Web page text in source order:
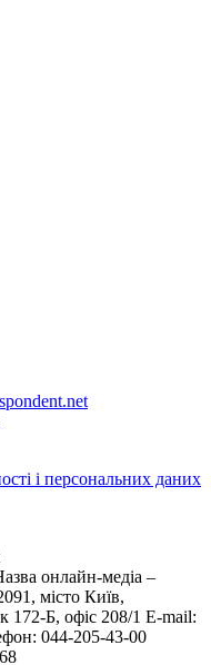
і персональних даних
онлайн-медіа –
місто Київ,
Б, офіс 208/1 E-mail:
044-205-43-00